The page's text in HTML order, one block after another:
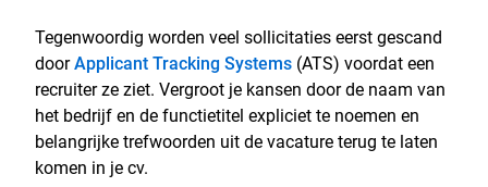
Tegenwoordig worden veel sollicitaties eerst gescand
doorApplicant Tracking Systems (ATS) voordat een
recruiter ze ziet. Vergroot je kansen door de naam van
het bedrijf en de functietitel expliciet te noemen en
belangrijke trefwoorden uit de vacature terug te laten
komen in je cv.